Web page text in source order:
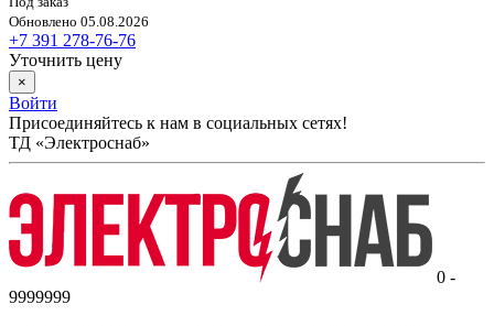
Обновлено 05.08.2026
+7 391 278-76-76
Уточнить цену
×
Войти
Присоединяйтесь к нам в социальных сетях!
ТД «Электроснаб»
0 -
9999999